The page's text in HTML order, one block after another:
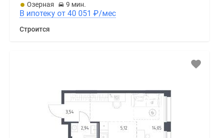
Озерная
9 мин.
В ипотеку от 40 051 ₽/мес
Строится